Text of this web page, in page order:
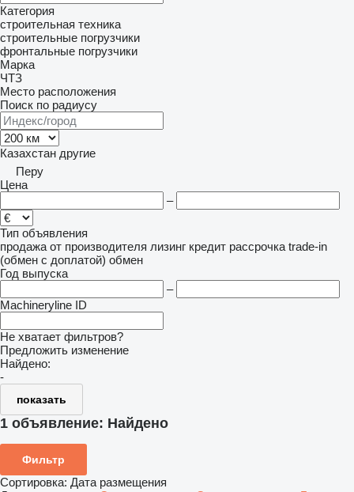
Категория
строительная техника
строительные погрузчики
фронтальные погрузчики
Марка
ЧТЗ
Место расположения
Поиск по радиусу
Казахстан другие
Перу
Цена
–
Тип объявления
продажа от производителя лизинг кредит рассрочка trade-in
(обмен с доплатой) обмен
Год выпуска
–
Machineryline ID
Не хватает фильтров?
Предложить изменение
Найдено:
-
показать
1 объявление: Найдено
Фильтр
Сортировка: Дата размещения